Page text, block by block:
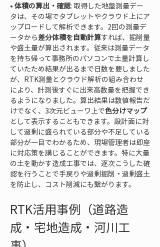
• 体積の算出・確認: 取得した地盤測量デー
タは、その場でタブレットやクラウド上にア
ップロードして解析できます。2回の測量デ
ータから差分体積を自動計算すれば、掘削量
や盛土量が算出されます。従来は測量データ
を持ち帰って事務所のパソコンで土量計算し
ていたため結果が出るまで日数を要しました
が、RTK測量とクラウド解析の組み合わせ
により、計測後すぐに出来高数量を把握でき
るようになりました。算出結果は数値報告だ
けでなく、3次元ビューワ上で色分けマップ
として表示することもできます。設計面に対
して過剰に盛られている部分や不足している
部分が一目でわかるため、現場管理者は即座
に対応策を講じることができます。特に大量
の土を動かす造成工事では、逐次こうした確
認を行うことで手戻りや過剰掘削・過剰盛土
を防止し、コスト削減にも繋がります。
RTK活用事例（道路造
成・宅地造成・河川工